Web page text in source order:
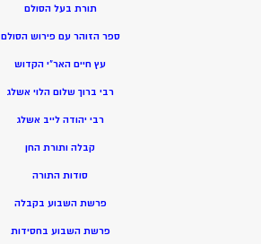
תורת בעל הסולם
ספר הזוהר עם פירוש הסולם
עץ חיים האר”י הקדוש
רבי ברוך שלום הלוי אשלג
רבי יהודה לייב אשלג
קבלה ותורת החן
סודות התורה
פרשת השבוע בקבלה
פרשת השבוע בחסידות